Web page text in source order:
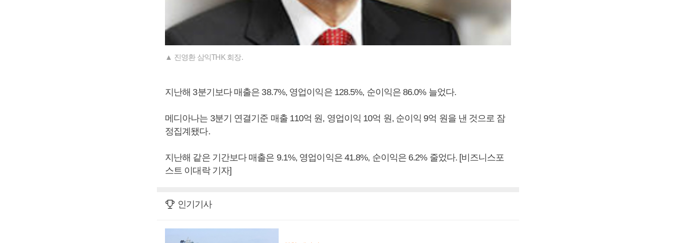
▲ 진영환 삼익THK 회장.
지난해 3분기보다 매출은 38.7%, 영업이익은 128.5%, 순이익은 86.0% 늘었다.
메디아나는 3분기 연결기준 매출 110억 원, 영업이익 10억 원, 순이익 9억 원을 낸 것으로 잠
정집계됐다.
지난해 같은 기간보다 매출은 9.1%, 영업이익은 41.8%, 순이익은 6.2% 줄었다. [비즈니스포
스트 이대락 기자]
인기기사